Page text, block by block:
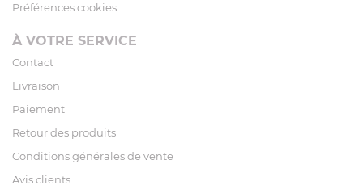
Préférences cookies
À VOTRE SERVICE
Contact
Livraison
Paiement
Retour des produits
Conditions générales de vente
Avis clients